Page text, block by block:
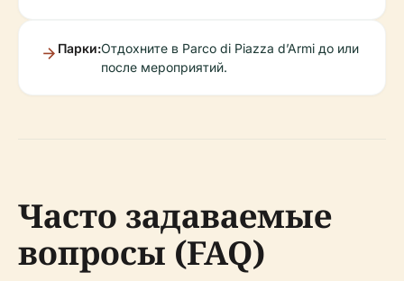
Парки:Отдохните в Parco di Piazza d’Armi до или
после мероприятий.
Часто задаваемые
вопросы (FAQ)